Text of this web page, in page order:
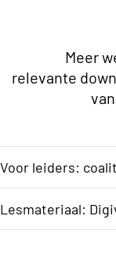
bijeenkomsten
Meer
relevante
Voor leiders:
Lesmateriaal: